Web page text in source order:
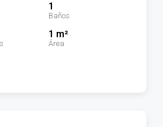
1
Baños
1 m²
Área